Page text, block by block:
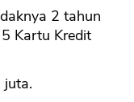
2 tahun
Kartu Kredit
juta.